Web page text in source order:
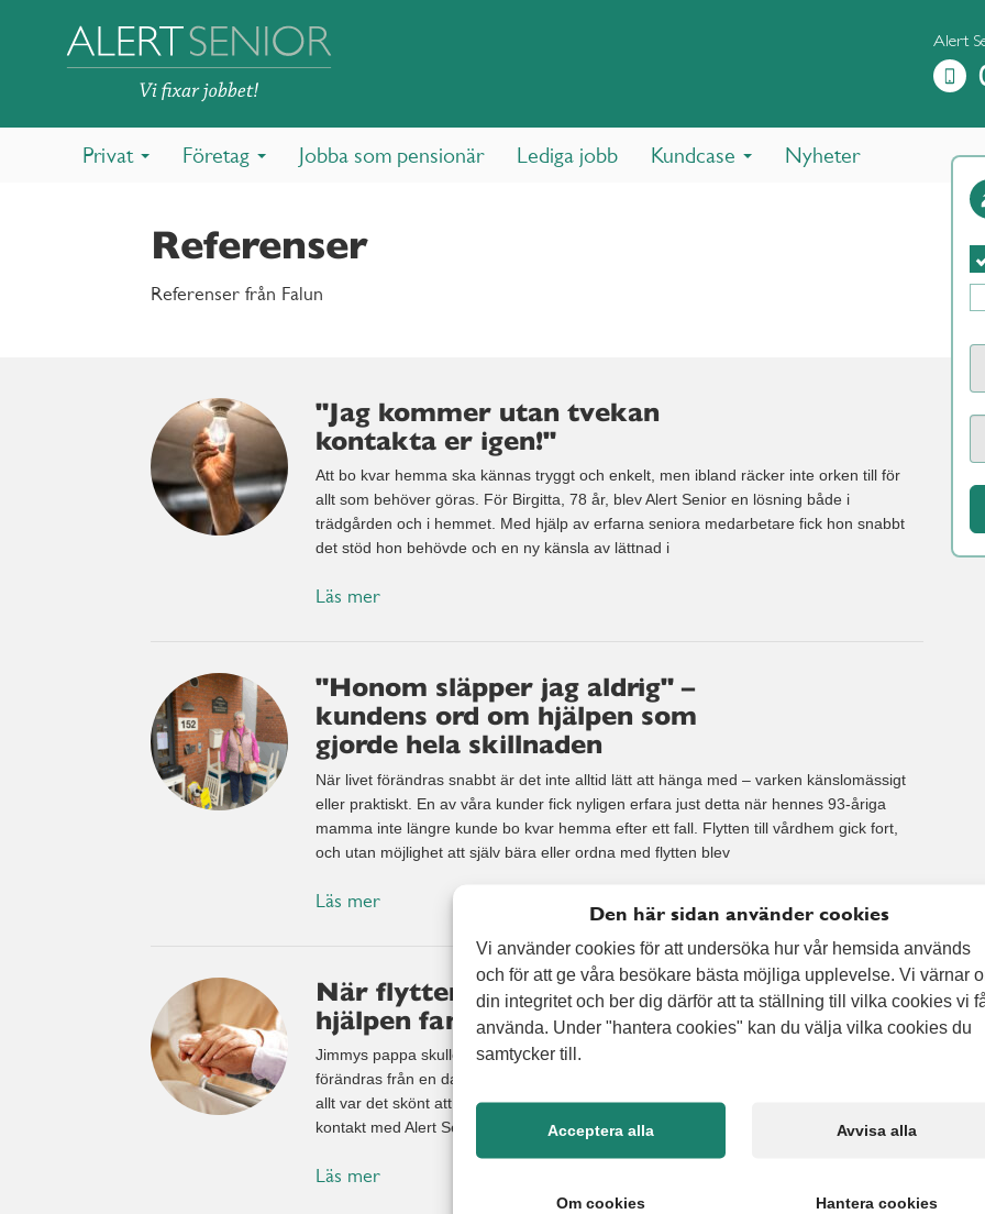
Alert
Privat Företag Jobba som pensionär Lediga jobb Kundcase Nyheter
Referenser
Referenser från Falun
"Jag kommer utan tvekan
kontakta er igen!"
Att bo kvar hemma ska kännas tryggt och enkelt, men ibland räcker inte orken till för
allt som behöver göras. För Birgitta, 78 år, blev Alert Senior en lösning både i
trädgården och i hemmet. Med hjälp av erfarna seniora medarbetare fick hon snabbt
det stöd hon behövde och en ny känsla av lättnad i
Läs mer
"Honom släpper jag aldrig" –
kundens ord om hjälpen som
gjorde hela skillnaden
När livet förändras snabbt är det inte alltid lätt att hänga med – varken känslomässigt
eller praktiskt. En av våra kunder fick nyligen erfara just detta när hennes 93-åriga
mamma inte längre kunde bo kvar hemma efter ett fall. Flytten till vårdhem gick fort,
och utan möjlighet att själv bära eller ordna med flytten blev
Läs mer
När flytten blev plötslig och
hjälpen fanns nära
Jimmys pappa skulle flytta till ett äldreboende, och allt gick väldigt snabbt. Livet kan
förändras från en dag till en annan, och det blev en stressig situation för familjen. Mitt i
allt var det skönt att veta att hjälp fanns att få. Det var inte första gången Jimmy hade
kontakt med Alert Senior. Sist handlade
Läs mer
Den här sidan använder cookies
Vi använder cookies för att undersöka hur vår hemsida används
och för att ge våra besökare bästa möjliga upplevelse. Vi värnar
din integritet och ber dig därför att ta ställning till vilka cookies vi
använda. Under "hantera cookies" kan du välja vilka cookies du
samtycker till.
Acceptera alla Avvisa alla
Om cookies Hantera cookies